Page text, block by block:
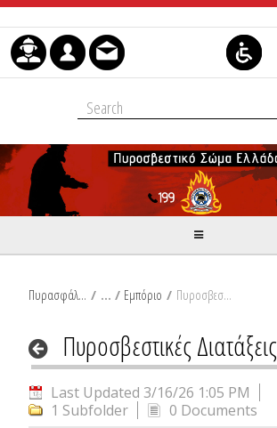
Skip to Content
Πυρασφάλεια / Εμπόριο / Πυροσβεστικές Διατάξεις
Πυροσβεστικές Διατάξεις
Last Updated 3/16/26 1:05 PM
1 Subfolder
0 Documents